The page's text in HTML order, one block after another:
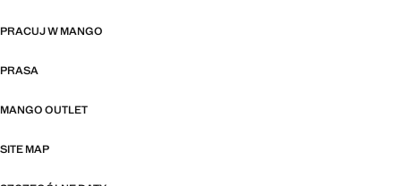
PRACUJ W MANGO
PRASA
MANGO OUTLET
SITE MAP